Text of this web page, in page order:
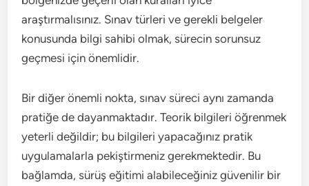
araştırmalısınız. Sınav türleri ve gerekli belgeler
konusunda bilgi sahibi olmak, sürecin sorunsuz
geçmesi için önemlidir.
Bir diğer önemli nokta, sınav süreci aynı zamanda
pratiğe de dayanmaktadır. Teorik bilgileri öğrenmek
yeterli değildir; bu bilgileri yapacağınız pratik
uygulamalarla pekiştirmeniz gerekmektedir. Bu
bağlamda, sürüş eğitimi alabileceğiniz güvenilir bir